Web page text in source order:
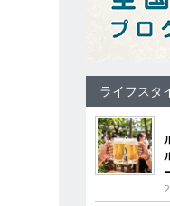
ライフスタ